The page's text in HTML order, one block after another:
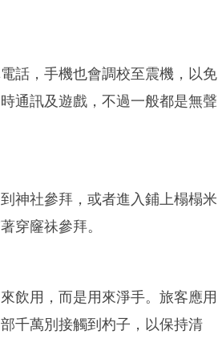
話，手機也會調校至震機，以免
通訊及遊戲，不過一般都是無聲
神社參拜，或者進入鋪上榻榻米
穿窿祙參拜。
飲用，而是用來淨手。旅客應用
千萬別接觸到杓子，以保持清